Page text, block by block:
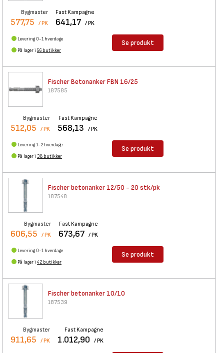
Bygmaster
577,75 / PK
Fast Kampagne
641,17 / PK
Levering 0-1 hverdage
På lager i 56 butikker
Se produkt
Fischer Betonanker FBN 16/25
187585
Bygmaster
512,05 / PK
Fast Kampagne
568,13 / PK
Levering 1-2 hverdage
På lager i 38 butikker
Se produkt
Fischer betonanker 12/50 - 20 stk/pk
187548
Bygmaster
606,55 / PK
Fast Kampagne
673,67 / PK
Levering 0-1 hverdage
På lager i 42 butikker
Se produkt
Fischer betonanker 10/10
187539
Bygmaster
911,65 / PK
Fast Kampagne
1.012,90 / PK